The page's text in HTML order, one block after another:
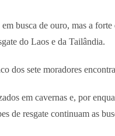
busca de ouro, mas a
do Laos e da Tailândia.
dos sete moradores
em cavernas e, por
resgate continuam as